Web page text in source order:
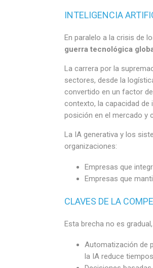
INTELIGENCIA
En paralelo a la crisis de
guerra tecnológica
La carrera por la
sectores, desde la
convertido en un factor
contexto, la capacidad
posición en el mercado y
La IA generativa y los
organizaciones:
Empresas que
Empresas que
CLAVES DE LA
Esta brecha no es
Automatización de
la IA reduce